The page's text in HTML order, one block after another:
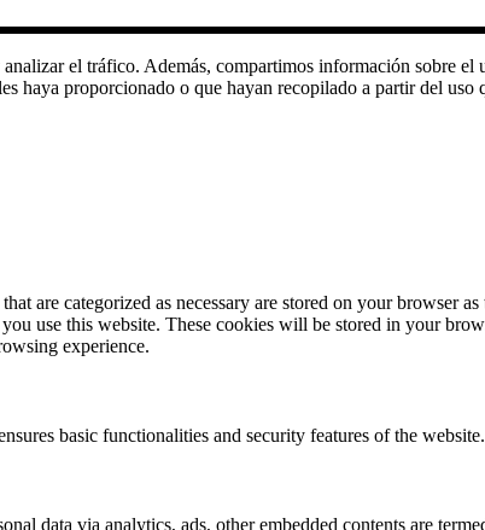
el tráfico. Además, compartimos información sobre el
haya proporcionado o que hayan recopilado a partir del uso
are categorized as necessary are stored on your browser as
use this website. These cookies will be stored in your
experience.
basic functionalities and security features of the
data via analytics, ads, other embedded contents are